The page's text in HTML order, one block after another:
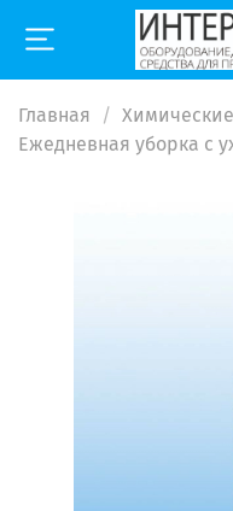
Главная
Ежедневная уборка с